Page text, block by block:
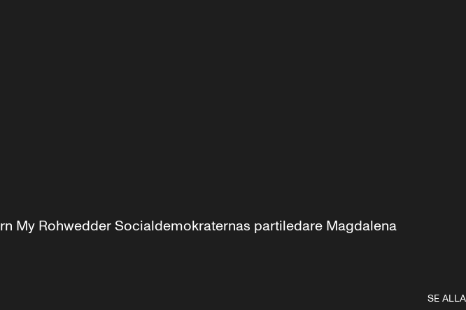
My Rohwedder Socialdemokraternas partiledare Magdalena
SE ALLA